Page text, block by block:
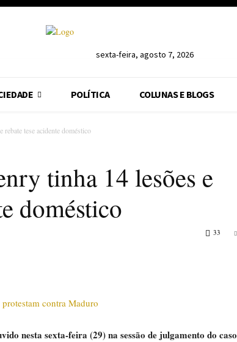
sexta-feira, agosto 7, 2026
POLÍTICA COLUNAS E BLOGS
tese acidente doméstico
tinha 14 lesões e
doméstico
33
nesta sexta-feira (29) na sessão de julgamento do caso